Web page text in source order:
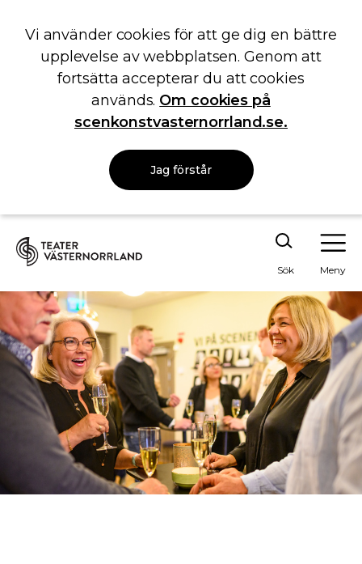
Vi använder cookies för att ge dig en bättre
upplevelse av webbplatsen. Genom att
fortsätta accepterar du att cookies
används. Om cookies på
scenkonstvasternorrland.se.
Jag förstår
Sök Meny